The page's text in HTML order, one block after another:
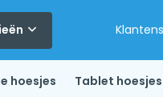
hoesjes Tablet hoesjes